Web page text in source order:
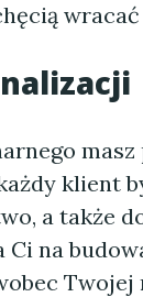
masz
klient
a także
na
Twojej